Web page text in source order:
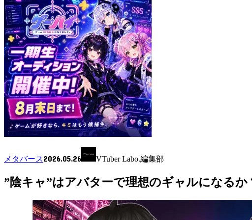
メタバース2026.05.26 VTuber Labo.編集部
”陰キャ”はアバターで理想のギャルになるか